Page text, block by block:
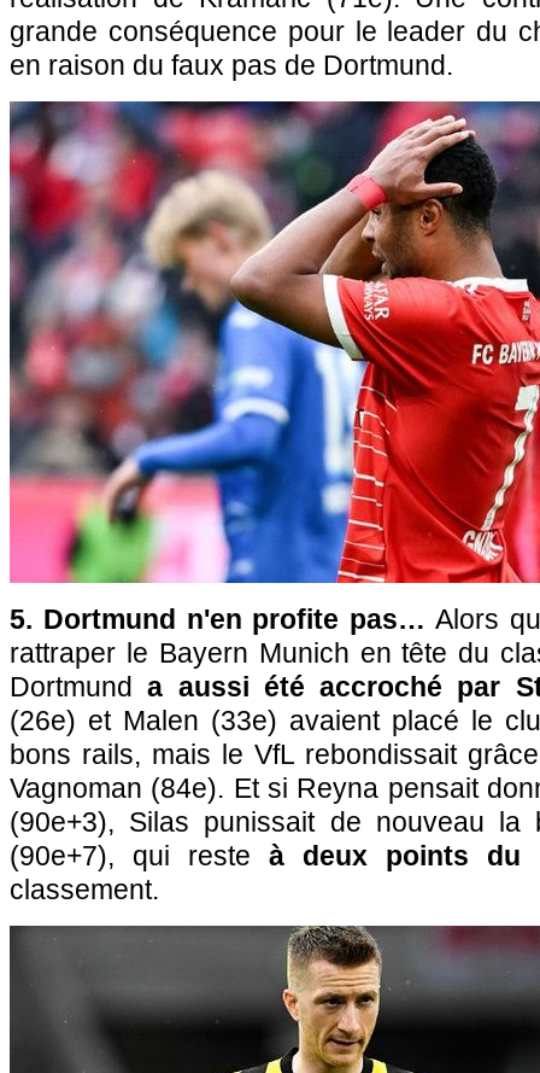
grande conséquence pour le leader du
en raison du faux pas de Dortmund.
5. Dortmund n'en profite pas… Alors
rattraper le Bayern Munich en tête du
Dortmunda aussi été accroché par
(26e) et Malen (33e) avaient placé le
bons rails, mais le VfL rebondissait
Vagnoman (84e). Et si Reyna pensait
(90e+3), Silas punissait de nouveau la
(90e+7), qui reste à deux points du
classement.